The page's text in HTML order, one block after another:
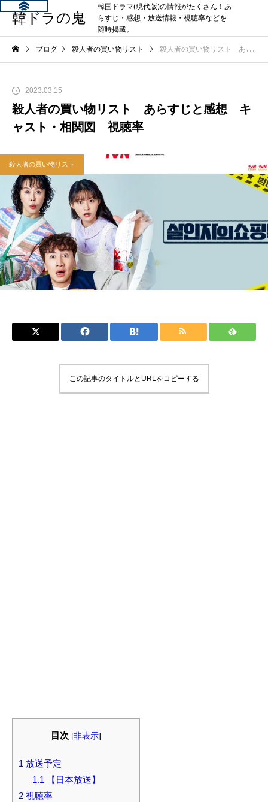
韓ドラの鬼
韓国ドラマ(現代版)の情報がたくさん！あ
らすじ・感想・放送情報・視聴率などを
随時掲載。
ブログ 殺人者の買い物リスト 殺人者の買い物リスト あらすじと感想 キャスト・相関図 視聴率
2023.03.15
殺人者の買い物リスト あらすじと感想 キ
ャスト・相関図 視聴率
殺人者の買い物リスト
この記事のタイトルとURLをコピーする
目次 [非表示]
1 放送予定
1.1 【日本放送】
2 視聴率